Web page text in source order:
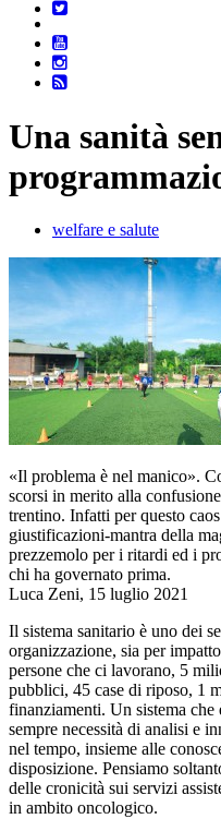
Una sanità
welfare e salute
«Il problema è nel manico».
scorsi in merito alla
trentino. Infatti per questo
giustificazioni-mantra della
prezzemolo per i ritardi ed i
chi ha governato prima.
Luca Zeni, 15 luglio 2021
Il sistema sanitario è uno dei
organizzazione, sia per
persone che ci lavorano, 5
pubblici, 45 case di riposo, 1
finanziamenti. Un sistema che
sempre necessità di analisi e
nel tempo, insieme alle
disposizione. Pensiamo
delle cronicità sui servizi
in ambito oncologico.